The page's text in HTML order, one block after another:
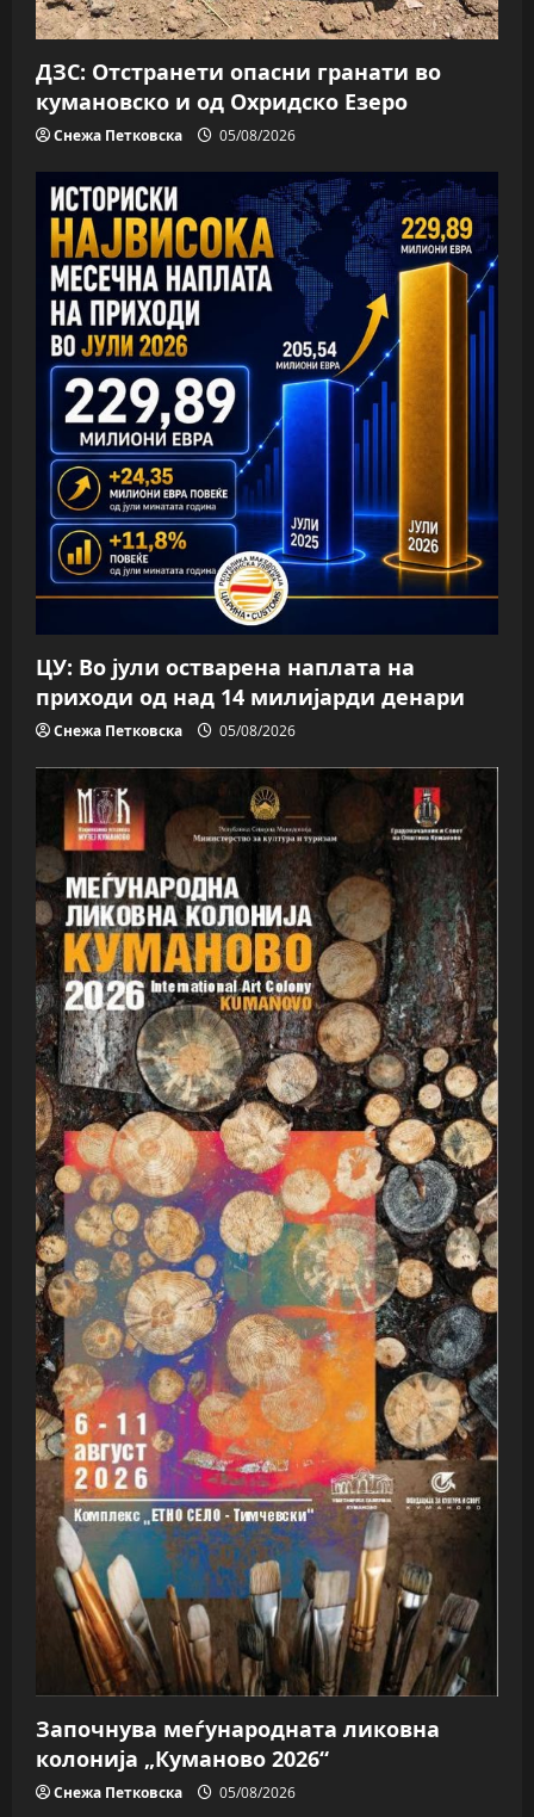
o
n
ДЗС: Отстранети опасни гранати во
кумановско и од Охридско Езеро
Снежа Петковска 05/08/2026
ЦУ: Во јули остварена наплата на
приходи од над 14 милијарди денари
Снежа Петковска 05/08/2026
Започнува меѓународната ликовна
колонија „Куманово 2026“
Снежа Петковска 05/08/2026